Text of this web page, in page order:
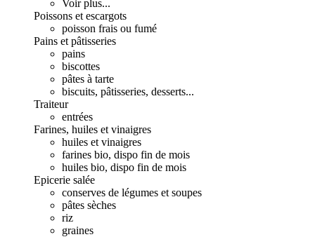
Voir plus...
Poissons et escargots
poisson frais ou fumé
Pains et pâtisseries
pains
biscottes
pâtes à tarte
biscuits, pâtisseries, desserts...
Traiteur
entrées
Farines, huiles et vinaigres
huiles et vinaigres
farines bio, dispo fin de mois
huiles bio, dispo fin de mois
Epicerie salée
conserves de légumes et soupes
pâtes sèches
riz
graines